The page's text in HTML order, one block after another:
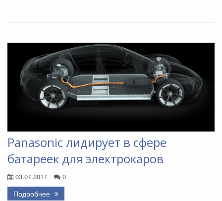
Panasonic лидирует в сфере
батареек для электрокаров
03.07.2017 0
Подробнее